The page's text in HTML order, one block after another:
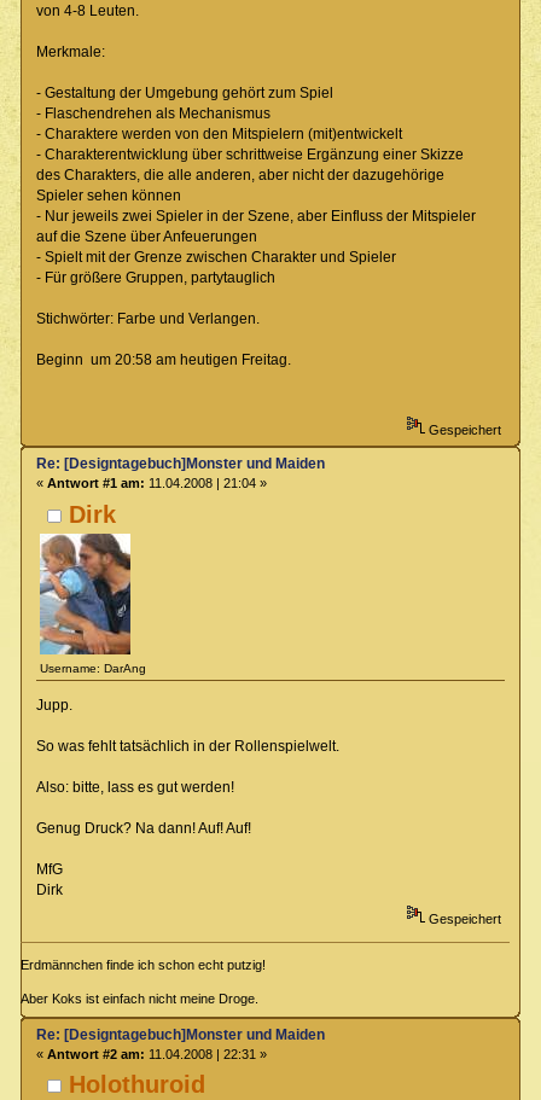
von 4-8 Leuten.
Merkmale:
- Gestaltung der Umgebung gehört zum Spiel
- Flaschendrehen als Mechanismus
- Charaktere werden von den Mitspielern (mit)entwickelt
- Charakterentwicklung über schrittweise Ergänzung einer Skizze
des Charakters, die alle anderen, aber nicht der dazugehörige
Spieler sehen können
- Nur jeweils zwei Spieler in der Szene, aber Einfluss der Mitspieler
auf die Szene über Anfeuerungen
- Spielt mit der Grenze zwischen Charakter und Spieler
- Für größere Gruppen, partytauglich
Stichwörter: Farbe und Verlangen.
Beginn um 20:58 am heutigen Freitag.
Gespeichert
Dirk
Username: DarAng
Re: [Designtagebuch]Monster und Maiden
« Antwort #1 am: 11.04.2008 | 21:04 »
Jupp.
So was fehlt tatsächlich in der Rollenspielwelt.
Also: bitte, lass es gut werden!
Genug Druck? Na dann! Auf! Auf!
MfG
Dirk
Gespeichert
Erdmännchen finde ich schon echt putzig!
Aber Koks ist einfach nicht meine Droge.
Holothuroid
Re: [Designtagebuch]Monster und Maiden
« Antwort #2 am: 11.04.2008 | 22:31 »